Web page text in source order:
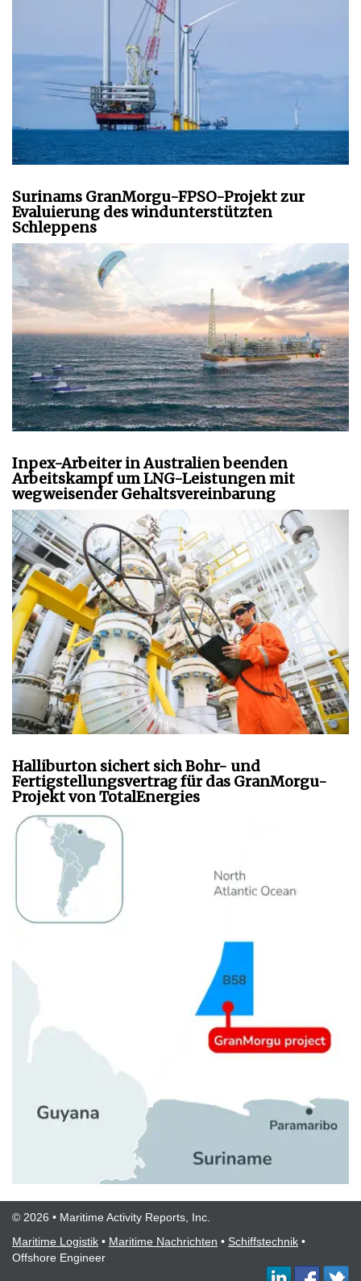
Surinams GranMorgu-FPSO-Projekt zur
Evaluierung des windunterstützten
Schleppens
Inpex-Arbeiter in Australien beenden
Arbeitskampf um LNG-Leistungen mit
wegweisender Gehaltsvereinbarung
Halliburton sichert sich Bohr- und
Fertigstellungsvertrag für das GranMorgu-
Projekt von TotalEnergies
© 2026 • Maritime Activity Reports, Inc.
Maritime Logistik • Maritime Nachrichten • Schiffstechnik •
Offshore Engineer